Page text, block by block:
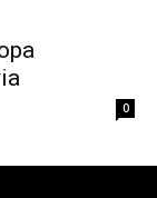
0